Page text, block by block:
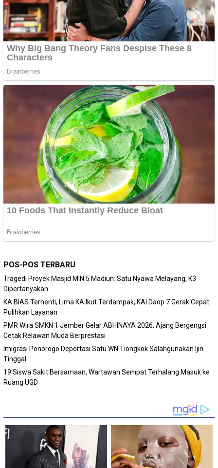
POS-POS TERBARU
Tragedi Proyek Masjid MIN 5 Madiun: Satu Nyawa Melayang, K3
Dipertanyakan
KA BIAS Terhenti, Lima KA Ikut Terdampak, KAI Daop 7 Gerak Cepat
Pulihkan Layanan
PMR Wira SMKN 1 Jember Gelar ABHINAYA 2026, Ajang Bergengsi
Cetak Relawan Muda Berprestasi
Imigrasi Ponorogo Deportasi Satu WN Tiongkok Salahgunakan Ijin
Tinggal
19 Siswa Sakit Bersamaan, Wartawan Sempat Terhalang Masuk ke
Ruang UGD